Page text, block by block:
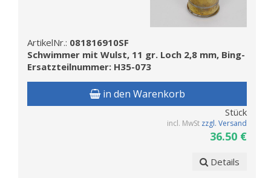
ArtikelNr.: 081816910SF
Schwimmer mit Wulst, 11 gr. Loch 2,8 mm, Bing-
Ersatzteilnummer: H35-073
in den Warenkorb
Stück
incl. MwSt zzgl. Versand
36.50 €
Details